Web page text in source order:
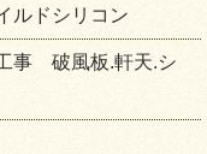
ルドシリコン
事 破風板.軒天.シ